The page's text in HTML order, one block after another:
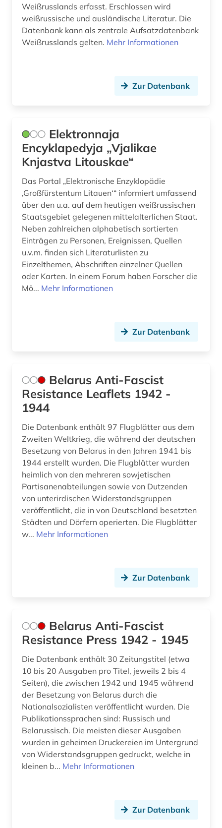
Weißrusslands erfasst. Erschlossen wird
weißrussische und ausländische Literatur. Die
Datenbank kann als zentrale Aufsatzdatenbank
Weißrusslands gelten. Mehr Informationen
Zur Datenbank
Elektronnaja
Encyklapedyja „Vjalikae
Knjastva Litouskae“
Das Portal „Elektronische Enzyklopädie
‚Großfürstentum Litauen‘“ informiert umfassend
über den u.a. auf dem heutigen weißrussischen
Staatsgebiet gelegenen mittelalterlichen Staat.
Neben zahlreichen alphabetisch sortierten
Einträgen zu Personen, Ereignissen, Quellen
u.v.m. finden sich Literaturlisten zu
Einzelthemen, Abschriften einzelner Quellen
oder Karten. In einem Forum haben Forscher die
Mö... Mehr Informationen
Zur Datenbank
Belarus Anti-Fascist
Resistance Leaflets 1942 -
1944
Die Datenbank enthält 97 Flugblätter aus dem
Zweiten Weltkrieg, die während der deutschen
Besetzung von Belarus in den Jahren 1941 bis
1944 erstellt wurden. Die Flugblätter wurden
heimlich von den mehreren sowjetischen
Partisanenabteilungen sowie von Dutzenden
von unterirdischen Widerstandsgruppen
veröffentlicht, die in von Deutschland besetzten
Städten und Dörfern operierten. Die Flugblätter
w... Mehr Informationen
Zur Datenbank
Belarus Anti-Fascist
Resistance Press 1942 - 1945
Die Datenbank enthält 30 Zeitungstitel (etwa
10 bis 20 Ausgaben pro Titel, jeweils 2 bis 4
Seiten), die zwischen 1942 und 1945 während
der Besetzung von Belarus durch die
Nationalsozialisten veröffentlicht wurden. Die
Publikationssprachen sind: Russisch und
Belarussisch. Die meisten dieser Ausgaben
wurden in geheimen Druckereien im Untergrund
von Widerstandsgruppen gedruckt, welche in
kleinen b... Mehr Informationen
Zur Datenbank